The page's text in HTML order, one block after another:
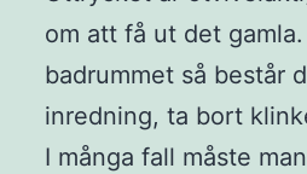
om att få ut det
badrummet så består
inredning, ta bort
I många fall måste